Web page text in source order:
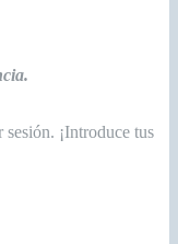
sesión. ¡Introduce tus